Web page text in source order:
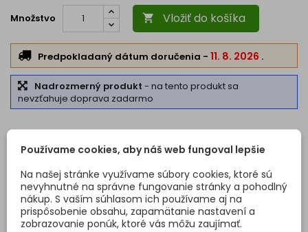
Množstvo  Vložiť do košíka
Predpokladaný dátum doručenia - 11. 8. 2026 .
Nadrozmerný produkt - na tento produkt sa
nevzťahuje doprava zadarmo
ZÁKAZNÍCI, KTORÍ SI KÚPILI TENTO PRODUKT, KÚPILI
<
Používame cookies, aby náš web fungoval lepšie
Na našej stránke využívame súbory cookies, ktoré sú
nevyhnutné na správne fungovanie stránky a pohodlný
nákup. S vaším súhlasom ich používame aj na
prispôsobenie obsahu, zapamätanie nastavení a
zobrazovanie ponúk, ktoré vás môžu zaujímať.